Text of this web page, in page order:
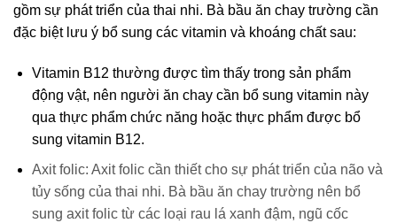
gồm sự phát triển của thai nhi. Bà bầu ăn chay trường cần
đặc biệt lưu ý bổ sung các vitamin và khoáng chất sau:
Vitamin B12 thường được tìm thấy trong sản phẩm
động vật, nên người ăn chay cần bổ sung vitamin này
qua thực phẩm chức năng hoặc thực phẩm được bổ
sung vitamin B12.
Axit folic: Axit folic cần thiết cho sự phát triển của não và
tủy sống của thai nhi. Bà bầu ăn chay trường nên bổ
sung axit folic từ các loại rau lá xanh đậm, ngũ cốc